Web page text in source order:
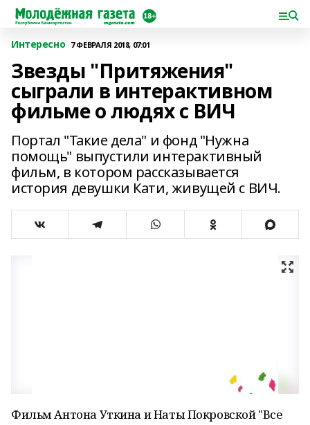
Интересно 7 ФЕВРАЛЯ 2018, 07:01
Звезды "Притяжения"
сыграли в интерактивном
фильме о людях с ВИЧ
Портал "Такие дела" и фонд "Нужна
помощь" выпустили интерактивный
фильм, в котором рассказывается
история девушки Кати, живущей с ВИЧ.
Фильм Антона Уткина и Наты Покровской "Все